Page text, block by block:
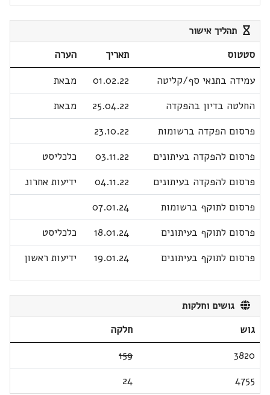
תהליך אישור
סטטוס תאריך
הערה
עמידה בתנאי סף/קליטה
01.02.22
מבאת
החלטה בדיון בהפקדה
25.04.22
מבאת
פרסום הפקדה ברשומות
23.10.22
פרסום להפקדה בעיתונים
03.11.22
כלכליסט
פרסום להפקדה בעיתונים
04.11.22
ידיעות אחרונ
פרסום לתוקף ברשומות
07.01.24
פרסום לתוקף בעיתונים
18.01.24
כלכליסט
פרסום לתוקף בעיתונים
19.01.24 ידיעות ראשון
גושים וחלקות
גוש
חלקה
3820
159
4755
24